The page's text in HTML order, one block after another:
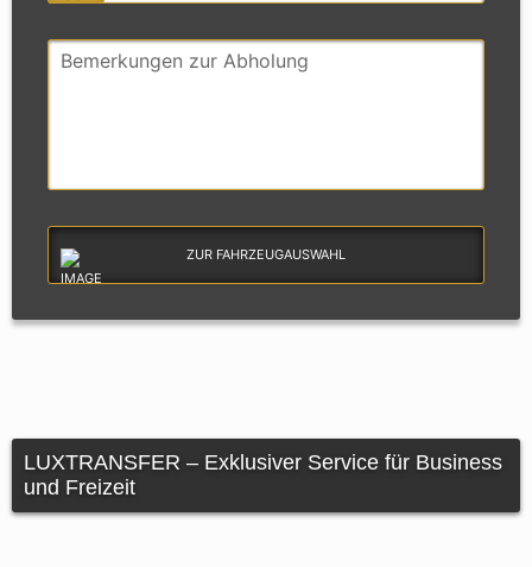
ZUR FAHRZEUGAUSWAHL
LUXTRANSFER – Exklusiver Service für Business
und Freizeit